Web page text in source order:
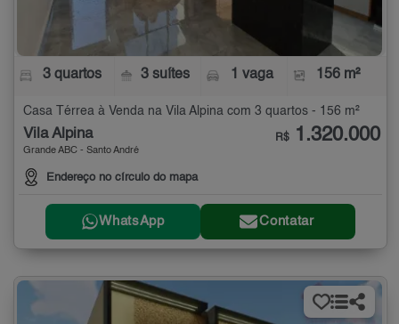
3 quartos 3 suítes 1 vaga 156 m²
Casa Térrea à Venda na Vila Alpina com 3 quartos - 156 m²
Vila Alpina
Grande ABC - Santo André
Endereço no círculo do mapa
R$ 1.320.000
WhatsApp Contatar